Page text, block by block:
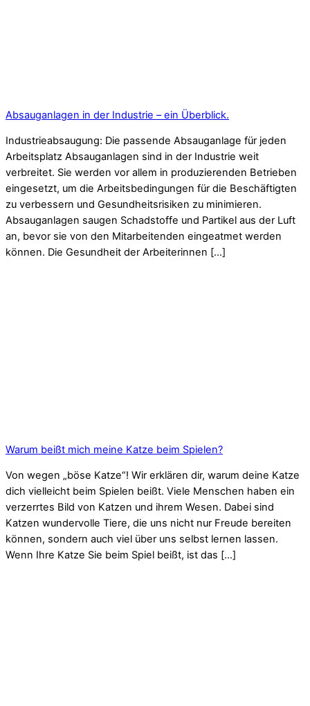
Absauganlagen in der Industrie – ein Überblick.
Industrieabsaugung: Die passende Absauganlage für jeden
Arbeitsplatz Absauganlagen sind in der Industrie weit
verbreitet. Sie werden vor allem in produzierenden Betrieben
eingesetzt, um die Arbeitsbedingungen für die Beschäftigten
zu verbessern und Gesundheitsrisiken zu minimieren.
Absauganlagen saugen Schadstoffe und Partikel aus der Luft
an, bevor sie von den Mitarbeitenden eingeatmet werden
können. Die Gesundheit der Arbeiterinnen […]
Warum beißt mich meine Katze beim Spielen?
Von wegen „böse Katze“! Wir erklären dir, warum deine Katze
dich vielleicht beim Spielen beißt. Viele Menschen haben ein
verzerrtes Bild von Katzen und ihrem Wesen. Dabei sind
Katzen wundervolle Tiere, die uns nicht nur Freude bereiten
können, sondern auch viel über uns selbst lernen lassen.
Wenn Ihre Katze Sie beim Spiel beißt, ist das […]